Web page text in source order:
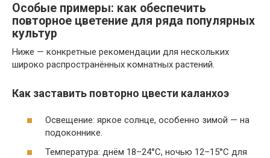
Особые примеры: как обеспечить
повторное цветение для ряда популярных
культур
Ниже — конкретные рекомендации для нескольких
широко распространённых комнатных растений.
Как заставить повторно цвести каланхоэ
Освещение: яркое солнце, особенно зимой — на
подоконнике.
Температура: днём 18–24°C, ночью 12–15°C для